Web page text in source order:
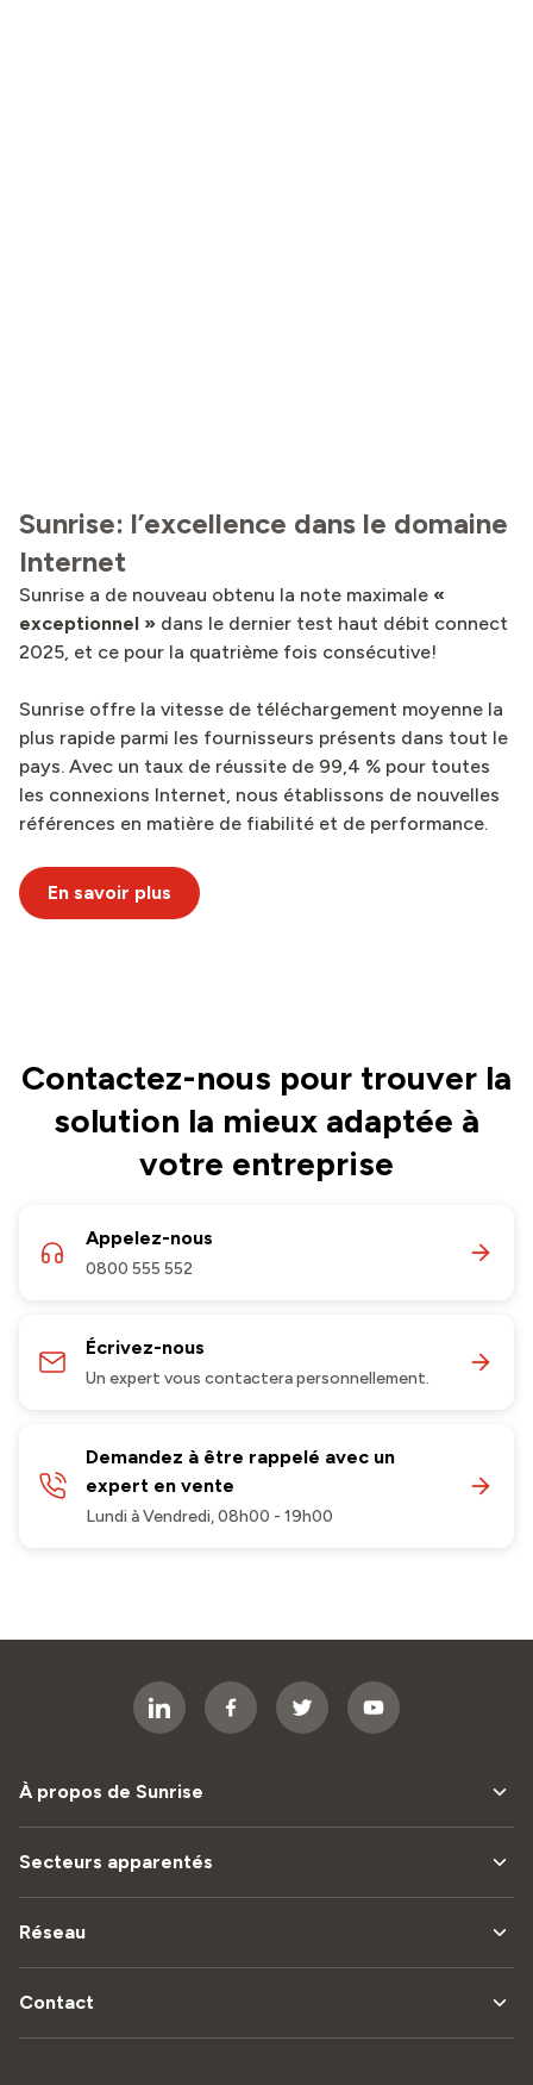
Sunrise: l’excellence dans le domaine
Internet
Sunrise a de nouveau obtenu la note maximale «
exceptionnel » dans le dernier test haut débit connect
2025, et ce pour la quatrième fois consécutive!
Sunrise offre la vitesse de téléchargement moyenne la
plus rapide parmi les fournisseurs présents dans tout le
pays. Avec un taux de réussite de 99,4 % pour toutes
les connexions Internet, nous établissons de nouvelles
références en matière de fiabilité et de performance.
En savoir plus
Contactez-nous pour trouver la
solution la mieux adaptée à
votre entreprise
Appelez-nous
0800 555 552
Écrivez-nous
Un expert vous contactera personnellement.
Demandez à être rappelé avec un
expert en vente
Lundi à Vendredi, 08h00 - 19h00
À propos de Sunrise
Secteurs apparentés
Réseau
Contact